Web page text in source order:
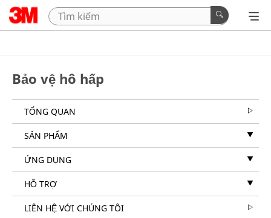
Bảo vệ hô hấp
TỔNG QUAN
SẢN PHẨM
ỨNG DỤNG
HỖ TRỢ
LIÊN HỆ VỚI CHÚNG TÔI